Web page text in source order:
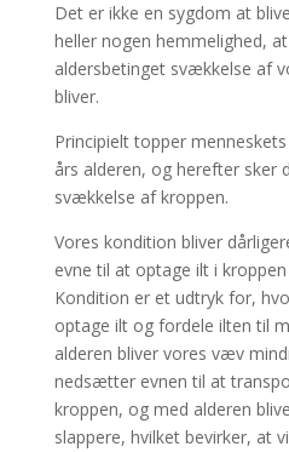
Det er ikke en sygdom at
heller nogen hemmelighed,
aldersbetinget svækkelse af
bliver.
Principielt topper
års alderen, og herefter sker
svækkelse af kroppen.
Vores kondition bliver
evne til at optage ilt i
Kondition er et udtryk for,
optage ilt og fordele ilten til
alderen bliver vores væv
nedsætter evnen til at
kroppen, og med alderen
slappere, hvilket bevirker, at